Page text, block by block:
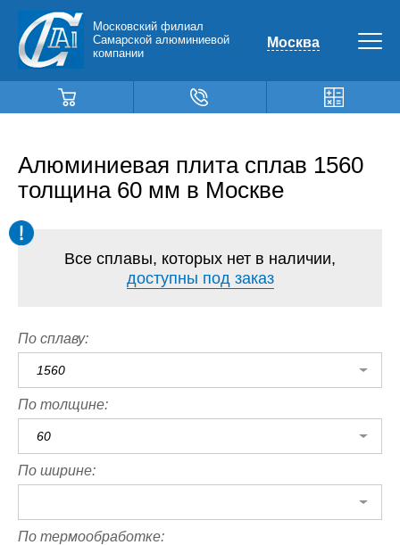
Московский филиал
Самарской алюминиевой
компании
Москва
Алюминиевая плита сплав 1560
толщина 60 мм в Москве
Все сплавы, которых нет в наличии,
доступны под заказ
По сплаву:
1560
По толщине:
60
По ширине:
По термообработке: